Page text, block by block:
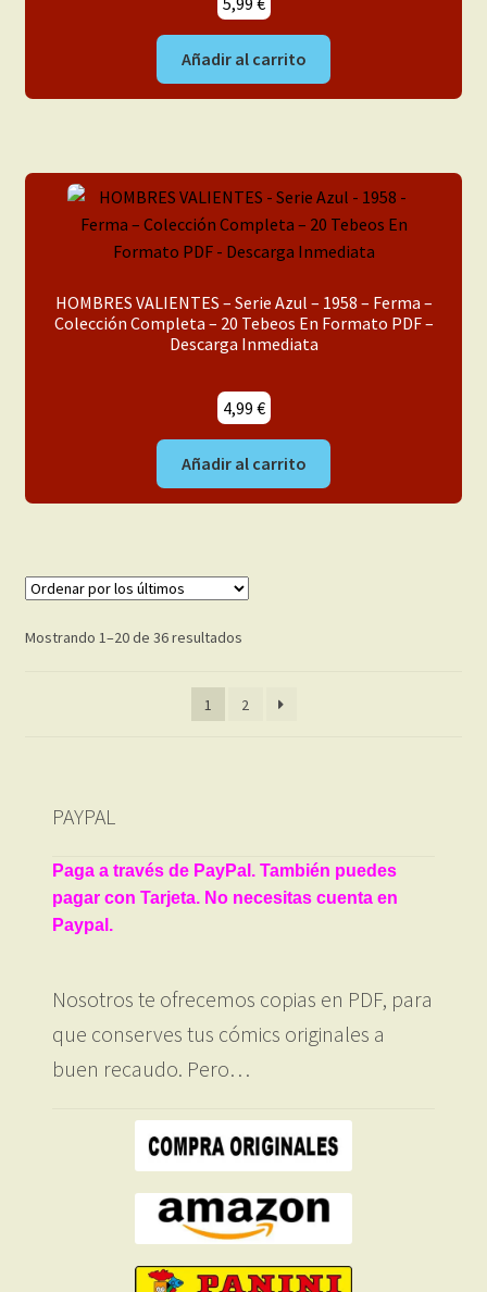
Añadir al carrito
HOMBRES VALIENTES – Serie Azul – 1958 – Ferma –
Colección Completa – 20 Tebeos En Formato PDF –
Descarga Inmediata
4,99 €
Añadir al carrito
Mostrando 1–20 de 36 resultadosOrdenado
últimos
1 2
PAYPAL
Paga a través de PayPal. También puedes
pagar con Tarjeta. No necesitas cuenta en
Paypal.
Nosotros te ofrecemos copias en PDF, para
que conserves tus cómics originales a
buen recaudo. Pero…